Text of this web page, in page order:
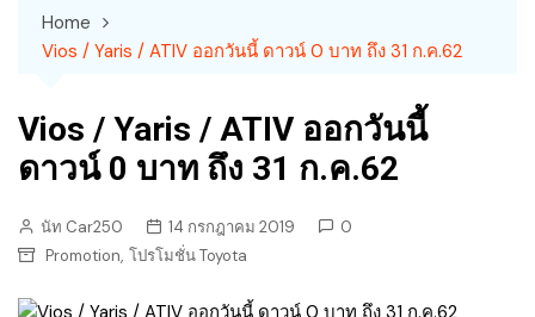
Home
Vios / Yaris / ATIV ออกวันนี้ ดาวน์ 0 บาท ถึง 31 ก.ค.62
Vios / Yaris / ATIV ออกวันนี้
ดาวน์ 0 บาท ถึง 31 ก.ค.62
นัท Car250 14 กรกฎาคม 2019
0
Promotion, โปรโมชั่น Toyota